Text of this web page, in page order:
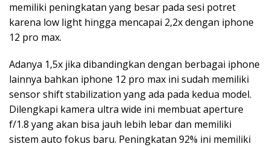
memiliki peningkatan yang besar pada sesi potret
karena low light hingga mencapai 2,2x dengan iphone
12 pro max.
Adanya 1,5x jika dibandingkan dengan berbagai iphone
lainnya bahkan iphone 12 pro max ini sudah memiliki
sensor shift stabilization yang ada pada kedua model.
Dilengkapi kamera ultra wide ini membuat aperture
f/1.8 yang akan bisa jauh lebih lebar dan memiliki
sistem auto fokus baru. Peningkatan 92% ini memiliki